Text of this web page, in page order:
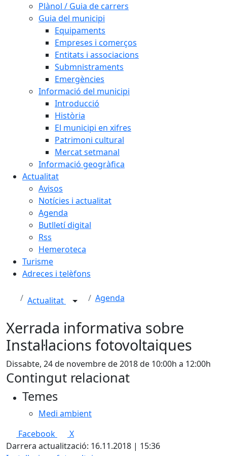
Plànol / Guia de carrers
Guia del municipi
Equipaments
Empreses i comerços
Entitats i associacions
Submnistraments
Emergències
Informació del municipi
Introducció
Història
El municipi en xifres
Patrimoni cultural
Mercat setmanal
Informació geogràfica
Actualitat
Avisos
Notícies i actualitat
Agenda
Butlletí digital
Rss
Hemeroteca
Turisme
Adreces i telèfons
Actualitat Agenda
Xerrada informativa sobre
Instal·lacions fotovoltaiques
Dissabte, 24 de novembre de 2018 de 10:00h a 12:00h
Contingut relacionat
Temes
Medi ambient
Facebook
X
Darrera actualització: 16.11.2018 | 15:36